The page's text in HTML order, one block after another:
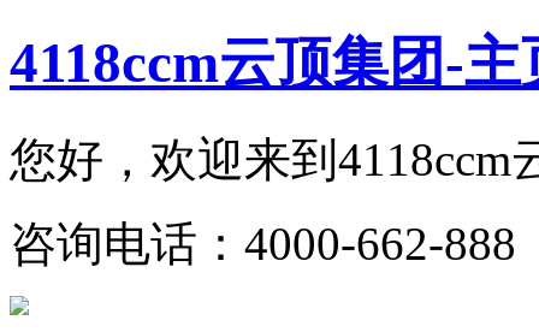
4118ccm云顶集团-主
您好，欢迎来到4118ccm
咨询电话：4000-662-